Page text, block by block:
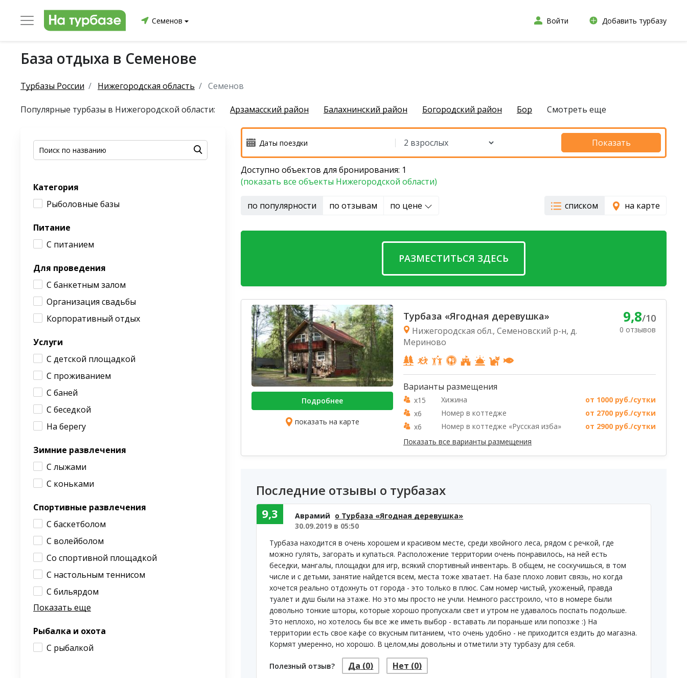
Семенов Войти Добавить турбазу
База отдыха в Семенове
Турбазы России Нижегородская область Семенов
Популярные турбазы в Нижегородской области: Арзамасский район Балахнинский район Богородский район Бор Смотреть еще
Категория
Рыболовные базы
Питание
С питанием
Для проведения
С банкетным залом
Организация свадьбы
Корпоративный отдых
Услуги
С детской площадкой
С проживанием
С баней
С беседкой
На берегу
Зимние развлечения
С лыжами
С коньками
Спортивные развлечения
С баскетболом
С волейболом
Со спортивной площадкой
С настольным теннисом
С бильярдом
Показать еще
Рыбалка и охота
С рыбалкой
Показать
Доступно объектов для бронирования: 1
(показать все объекты Нижегородской области)
по популярности по отзывам по цене списком на карте
РАЗМЕСТИТЬСЯ ЗДЕСЬ
Подробнее
показать на карте
Турбаза «Ягодная деревушка»
Нижегородская обл., Семеновский р-н, д.
Мериново
9,8/10
0 отзывов
Варианты размещения
x15 Хижина
от 1000 руб./сутки
x6
Номер в коттедже
от 2700 руб./сутки
x6
Номер в коттедже «Русская изба»
от 2900 руб./сутки
Показать все варианты размещения
Последние отзывы о турбазах
Аврамий о Турбаза «Ягодная деревушка»
30.09.2019 в 05:50
Турбаза находится в очень хорошем и красивом месте, среди хвойного леса, рядом с речкой, где
можно гулять, загорать и купаться. Расположение территории очень понравилось, на ней есть
беседки, мангалы, площадки для игр, всякий спортивный инвентарь. В общем, не соскучишься, в том
числе и с детьми, занятие найдется всем, места тоже хватает. На базе плохо ловит связь, но когда
хочется реально отдохнуть от города - это только в плюс. Сам номер чистый, ухоженый, правда
туалет и душ были на этаже. Но это мы просто не учли. Немного расстроило, что в номере были
довольно тонкие шторы, которые хорошо пропускали свет и утром не удавалось поспать подольше.
Это неплохо, но хотелось бы все же иметь выбор - вставать ли пораньше или попозже :) На
территории есть свое кафе со вкусным питанием, что очень удобно - не приходится ездить до магазна.
Кормят умеренно, но хорошо. В целом,мы довольны и отметили эту турбазу для себя.
Полезный отзыв? Да (0) Нет (0)
9,3
Онежский район
Приморский район